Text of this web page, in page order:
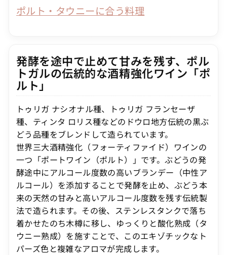
ポルト・タウニーに合う料理
発酵を途中で止めて甘みを残す、ポル
トガルの伝統的な酒精強化ワイン「ポ
ルト」
トゥリガ ナシオナル種、トゥリガ フランセーザ
種、ティンタ ロリス種などのドウロ地方伝統の黒ぶ
どう品種をブレンドして造られています。
世界三大酒精強化（フォーティファイド）ワインの
一つ「ポートワイン（ポルト）」です。ぶどうの発
酵途中にアルコール度数の高いブランデー（中性ア
ルコール）を添加することで発酵を止め、ぶどう本
来の天然の甘みと高いアルコール度数を残す伝統製
法で造られます。その後、ステンレスタンクで落ち
着かせたのち木樽に移し、ゆっくりと酸化熟成（タ
ウニー熟成）を施すことで、このエキゾチックなト
パーズ色と複雑なアロマが完成します。